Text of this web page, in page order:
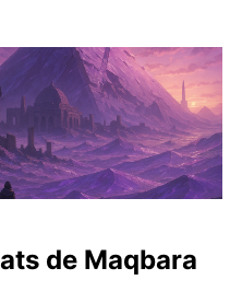
de Maqbara